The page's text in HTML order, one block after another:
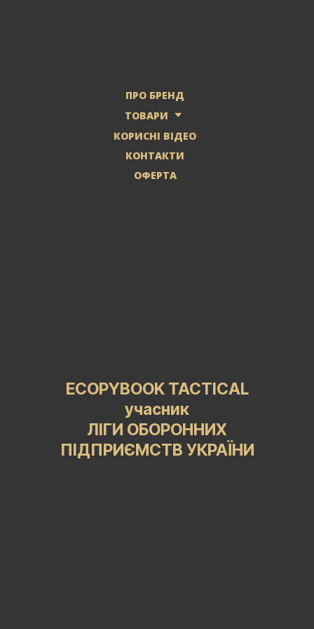
ПРО БРЕНД
ТОВАРИ
КОРИСНІ ВІДЕО
КОНТАКТИ
ОФЕРТА
ECOPYBOOK TACTICAL
учасник
ЛІГИ ОБОРОННИХ
ПІДПРИЄМСТВ УКРАЇНИ